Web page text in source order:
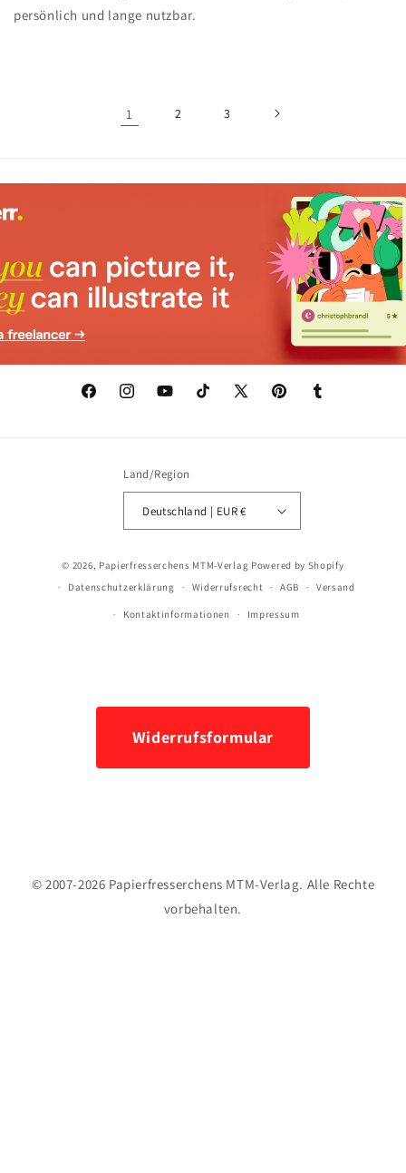
persönlich und lange nutzbar.
1 2 3
FacebookInstagramYouTubeTikTok
X
PinterestTumblr
Land/Region
Deutschland | EUR €
© 2026, Papierfresserchens MTM-Verlag Powered by Shopify
Datenschutzerklärung
Widerrufsrecht AGB Versand
Kontaktinformationen Impressum
Widerrufsformular
© 2007-2026 Papierfresserchens MTM-Verlag. Alle Rechte
vorbehalten.